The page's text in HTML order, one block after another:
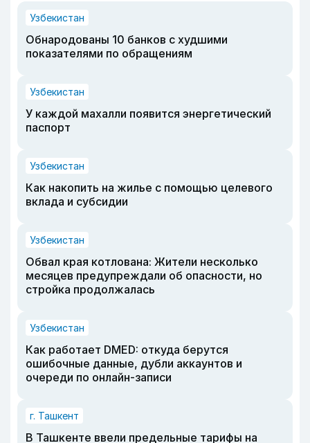
Узбекистан
Обнародованы 10 банков с худшими
показателями по обращениям
Узбекистан
У каждой махалли появится энергетический
паспорт
Узбекистан
Как накопить на жилье с помощью целевого
вклада и субсидии
Узбекистан
Обвал края котлована: Жители несколько
месяцев предупреждали об опасности, но
стройка продолжалась
Узбекистан
Как работает DMED: откуда берутся
ошибочные данные, дубли аккаунтов и
очереди по онлайн-записи
г. Ташкент
В Ташкенте ввели предельные тарифы на